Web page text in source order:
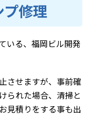
修理
いる、福岡ビル開発
させますが、事前確
られた場合、清掃と
見積りをする事も出